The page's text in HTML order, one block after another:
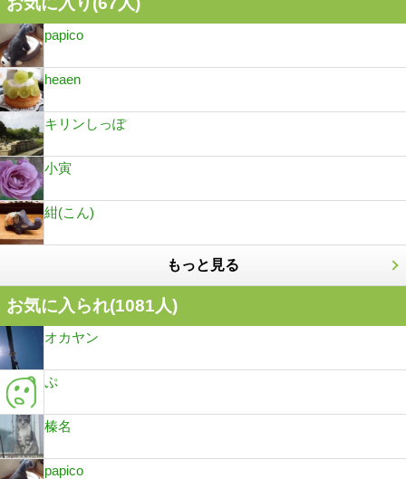
papico
heaen
キリンしっぽ
小寅
紺(こん)
もっと見る
お気に入られ(1081人)
オカヤン
ぷ
榛名
papico